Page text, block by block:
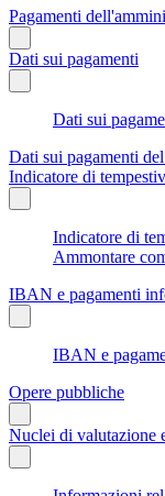
Pagamenti
Dati sui pagamenti
Dati sui
Dati sui pagamenti
Indicatore di
Indicatore di
Ammontare
IBAN e pagamenti
IBAN e
Opere pubbliche
Nuclei di valutazione